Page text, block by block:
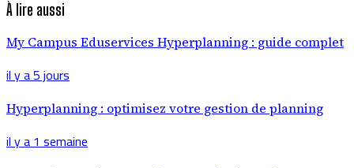
À lire aussi
My Campus Eduservices Hyperplanning : guide complet
il y a 5 jours
Hyperplanning : optimisez votre gestion de planning
il y a 1 semaine